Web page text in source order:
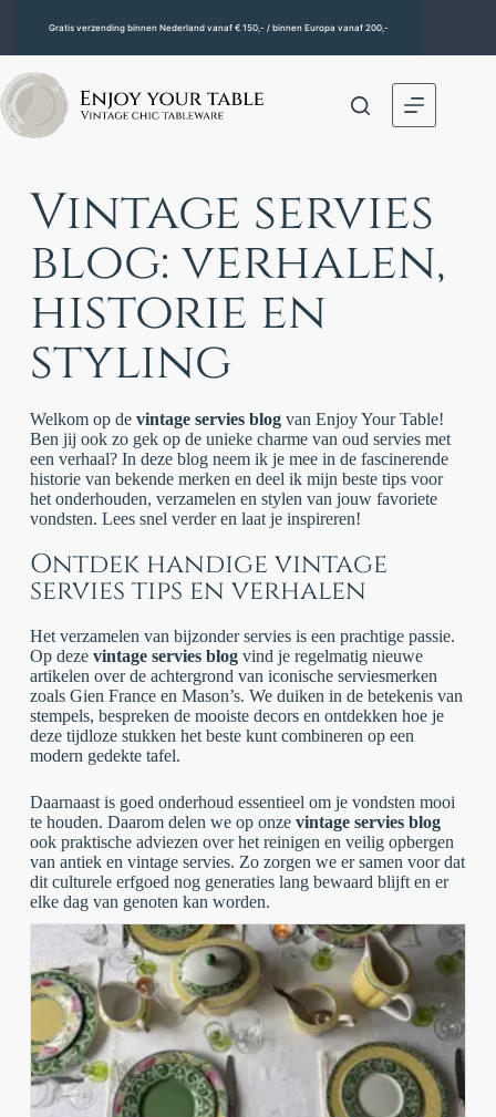
Gratis verzending binnen Nederland vanaf € 150,- / binnen Europa vanaf 200,-
Vintage servies
blog: verhalen,
historie en
styling
Welkom op de vintage servies blogvan Enjoy Your Table!
Ben jij ook zo gek op de unieke charme van oud servies met
een verhaal? In deze blog neem ik je mee in de fascinerende
historie van bekende merken en deel ik mijn beste tips voor
het onderhouden, verzamelen en stylen van jouw favoriete
vondsten. Lees snel verder en laat je inspireren!
Ontdek handige vintage
servies tips en verhalen
Het verzamelen van bijzonder servies is een prachtige passie.
Op deze vintage servies blogvind je regelmatig nieuwe
artikelen over de achtergrond van iconische serviesmerken
zoals Gien France en Mason’s. We duiken in de betekenis van
stempels, bespreken de mooiste decors en ontdekken hoe je
deze tijdloze stukken het beste kunt combineren op een
modern gedekte tafel.
Daarnaast is goed onderhoud essentieel om je vondsten mooi
te houden. Daarom delen we op onze vintage servies blog
ook praktische adviezen over het reinigen en veilig opbergen
van antiek en vintage servies. Zo zorgen we er samen voor dat
dit culturele erfgoed nog generaties lang bewaard blijft en er
elke dag van genoten kan worden.